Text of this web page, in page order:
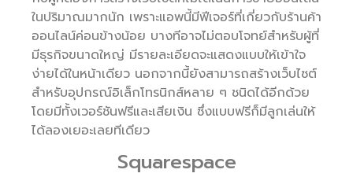
ในปริมาณมากนัก เพราะแอพนี้มีฟีเจอร์ที่เกี่ยวกับร้านค้า
ออนไลน์ค่อนข้างน้อย บางทีอาจไม่ตอบโจทย์สำหรับผู้ที่
มีธุรกิจขนาดใหญ่ มีรายละเอียดจะแสดงแบบให้เข้าใจ
ง่ายได้ในหน้าเดียว นอกจากนี้ยังสามารถสร้างเว็บไซต์
สำหรับอุปกรณ์อิเล็กโทรนิกส์หลาย ๆ ชนิดได้อีกด้วย
โดยมีทั้งเวอร์ชันฟรีและเสียเงิน ซึ่งแบบฟรีก็มีลูกเล่นให้
ได้ลองเยอะเลยทีเดียว
Squarespace